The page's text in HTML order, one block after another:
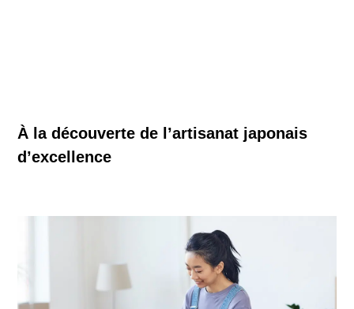
À la découverte de l’artisanat japonais
d’excellence